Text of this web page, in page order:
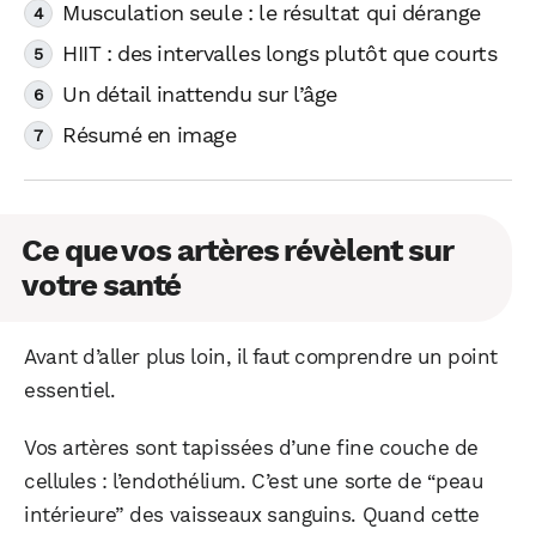
Musculation seule : le résultat qui dérange
HIIT : des intervalles longs plutôt que courts
Un détail inattendu sur l’âge
Résumé en image
Ce que vos artères révèlent sur
votre santé
Avant d’aller plus loin, il faut comprendre un point
essentiel.
Vos artères sont tapissées d’une fine couche de
cellules : l’endothélium. C’est une sorte de “peau
intérieure” des vaisseaux sanguins. Quand cette